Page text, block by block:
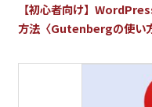
【初心者向け】
方法〈Gutenbergの使い